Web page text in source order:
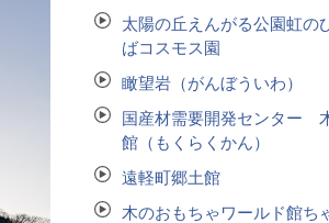
太陽の丘えんがる公園虹の
ばコスモス園
瞰望岩（がんぼういわ）
国産材需要開発センター
館（もくらくかん）
遠軽町郷土館
木のおもちゃワールド館ち